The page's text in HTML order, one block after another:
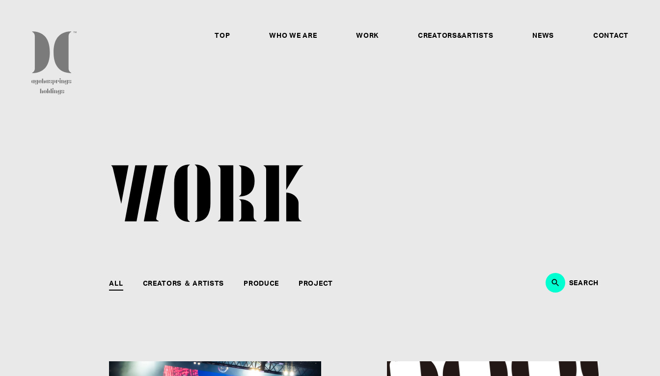
TOP WHO WE ARE WORK CREATORS&ARTISTS NEWS CONTACT
WORK
ALL CREATORS ＆ ARTISTS PRODUCE PROJECT SEARCH
CAREER
agehaspringsグループではクリエイター、アーテ
募集要項を見る